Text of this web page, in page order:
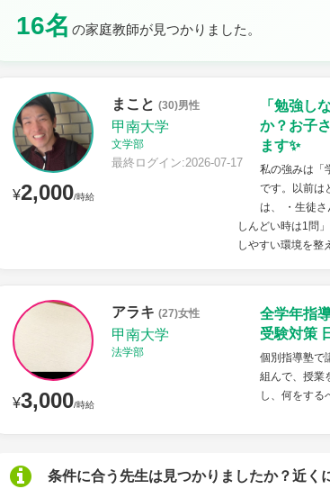
16名 の家庭教師が見つかりました。
¥2,000/時給
まこと (30)男性
甲南大学
文学部
最終ログイン:2026-07-17
「勉強し
か？お子
ます✨
私の強みは「
です。以前は
は、 ・生徒さ
しんどい時は1問
しやすい環境を整
¥3,000/時給
アラキ (27)女性
甲南大学
法学部
全学年指
受験対策
個別指導塾で
組んで、授業
し、何をする
条件に合う先生は見つかりましたか？近く
日 日曜日